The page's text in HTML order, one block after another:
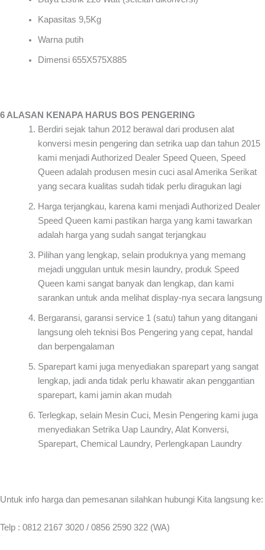
Kapasitas 9,5Kg
Warna putih
Dimensi 655X575X885
6 ALASAN KENAPA HARUS BOS PENGERING
Berdiri sejak tahun 2012 berawal dari produsen alat
konversi mesin pengering dan setrika uap dan tahun 2015
kami menjadi Authorized Dealer Speed Queen, Speed
Queen adalah produsen mesin cuci asal Amerika Serikat
yang secara kualitas sudah tidak perlu diragukan lagi
Harga terjangkau, karena kami menjadi Authorized Dealer
Speed Queen kami pastikan harga yang kami tawarkan
adalah harga yang sudah sangat terjangkau
Pilihan yang lengkap, selain produknya yang memang
mejadi unggulan untuk mesin laundry, produk Speed
Queen kami sangat banyak dan lengkap, dan kami
sarankan untuk anda melihat display-nya secara langsung
Bergaransi, garansi service 1 (satu) tahun yang ditangani
langsung oleh teknisi Bos Pengering yang cepat, handal
dan berpengalaman
Sparepart kami juga menyediakan sparepart yang sangat
lengkap, jadi anda tidak perlu khawatir akan penggantian
sparepart, kami jamin akan mudah
Terlegkap, selain Mesin Cuci, Mesin Pengering kami juga
menyediakan Setrika Uap Laundry, Alat Konversi,
Sparepart, Chemical Laundry, Perlengkapan Laundry
Untuk info harga dan pemesanan silahkan hubungi Kita langsung ke:
Telp : 0812 2167 3020 / 0856 2590 322 (WA)